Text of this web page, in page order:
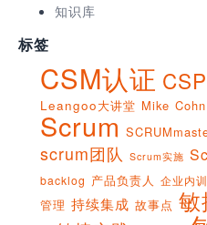
知识库
标签
CSM认证
Leangoo大讲堂 Mike Cohn
Scrum
scrum团队 Scrum实施
backlog 产品负责人 企业内训
管理 持续集成 故事点 敏